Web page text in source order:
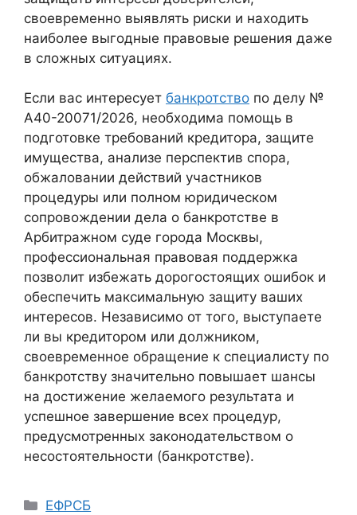
своевременно выявлять риски и находить
наиболее выгодные правовые решения даже
в сложных ситуациях.
Если вас интересует банкротство по делу №
А40-20071/2026, необходима помощь в
подготовке требований кредитора, защите
имущества, анализе перспектив спора,
обжаловании действий участников
процедуры или полном юридическом
сопровождении дела о банкротстве в
Арбитражном суде города Москвы,
профессиональная правовая поддержка
позволит избежать дорогостоящих ошибок и
обеспечить максимальную защиту ваших
интересов. Независимо от того, выступаете
ли вы кредитором или должником,
своевременное обращение к специалисту по
банкротству значительно повышает шансы
на достижение желаемого результата и
успешное завершение всех процедур,
предусмотренных законодательством о
несостоятельности (банкротстве).
Рубрики
ЕФРСБ